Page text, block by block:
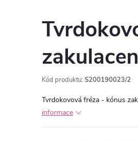
Kód produktu: S200190023/2
Tvrdokovová fréza - kónus
informace